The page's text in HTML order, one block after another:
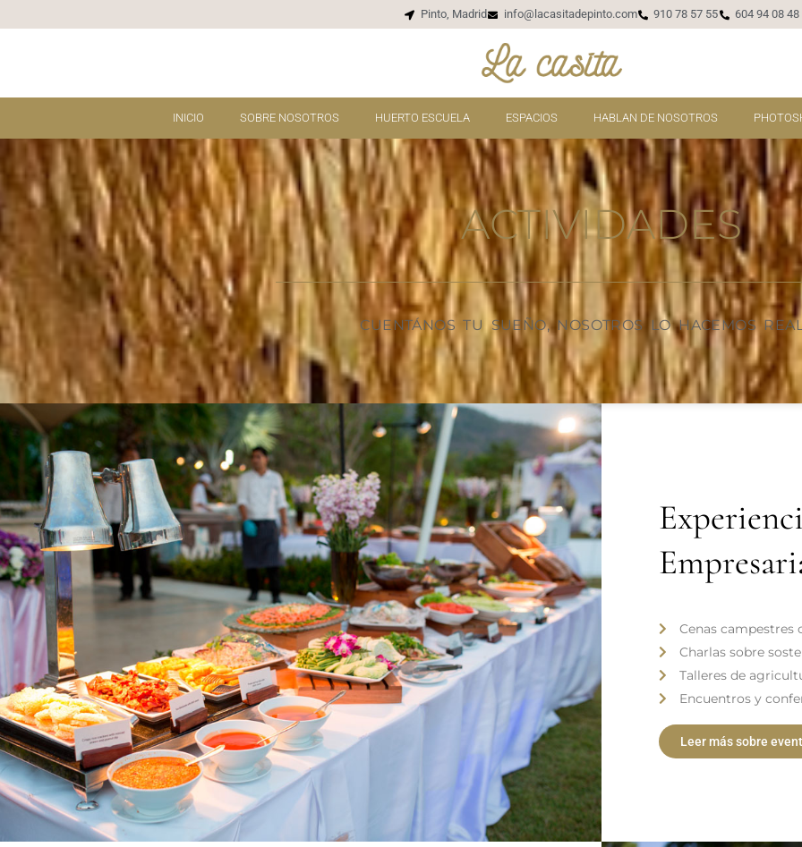
al
Pinto, Madrid info@lacasitadepinto.com 910 78 57 55 604 94 08 48
INICIO SOBRE NOSOTROS HUERTO ESCUELA ESPACIOS HABLAN DE NOSOTROS
ACTIVIDADES
CUENTÁNOS TU SUEÑO, NOSOTROS LO HACEMOS
Cenas campestres
Charlas sobre
Talleres de
Encuentros y
Leer más sobre